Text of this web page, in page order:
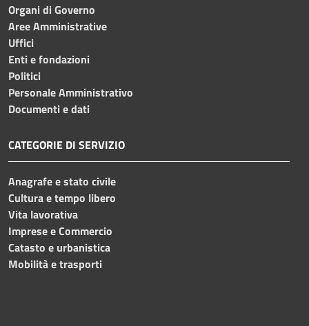
Organi di Governo
Aree Amministrative
Uffici
Enti e fondazioni
Politici
Personale Amministrativo
Documenti e dati
CATEGORIE DI SERVIZIO
Anagrafe e stato civile
Cultura e tempo libero
Vita lavorativa
Imprese e Commercio
Catasto e urbanistica
Mobilità e trasporti